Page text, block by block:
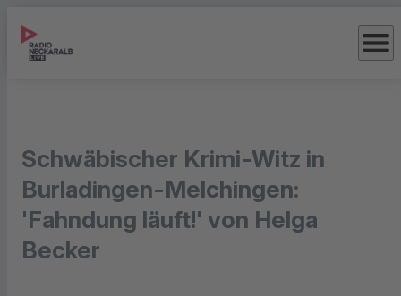
menu
Schwäbischer Krimi-Witz in
Burladingen-Melchingen:
'Fahndung läuft!' von Helga
Becker